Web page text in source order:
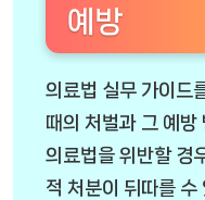
예방
의료법 실무 가이드
때의 처벌과 그 예방
의료법을 위반할 경
적 처분이 뒤따를 수